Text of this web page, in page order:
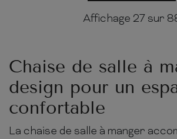
Affichage 27sur
Chaise de salle à
design pour un
confortable
La chaise de salle à manger